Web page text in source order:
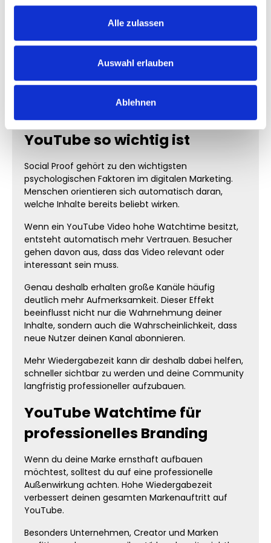
Alle zulassen
Auswahl erlauben
Ablehnen
etablierte Marke – professionelle YouTube
Aufmerksamkeit auf deine Videos zu lenken
auszubauen.
Musik-, Gaming- und
Entertainment-Kanäle
Entertainment-Formate profitieren davon, wenn
ihre Inhalte bereits starke Wiedergabezeit und
Warum Social Proof auf
YouTube so wichtig ist
Social Proof gehört zu den wichtigsten
psychologischen Faktoren im digitalen Marketing.
Menschen orientieren sich automatisch daran,
welche Inhalte bereits beliebt wirken.
Wenn ein YouTube Video hohe Watchtime besitzt,
entsteht automatisch mehr Vertrauen. Besucher
gehen davon aus, dass das Video relevant oder
interessant sein muss.
Genau deshalb erhalten große Kanäle häufig
deutlich mehr Aufmerksamkeit. Dieser Effekt
beeinflusst nicht nur die Wahrnehmung deiner
Inhalte, sondern auch die Wahrscheinlichkeit, dass
neue Nutzer deinen Kanal abonnieren.
Mehr Wiedergabezeit kann dir deshalb dabei helfen,
schneller sichtbar zu werden und deine Community
langfristig professioneller aufzubauen.
YouTube Watchtime für
professionelles Branding
Wenn du deine Marke ernsthaft aufbauen
möchtest, solltest du auf eine professionelle
Außenwirkung achten. Hohe Wiedergabezeit
verbessert deinen gesamten Markenauftritt auf
YouTube.
Besonders Unternehmen, Creator und Marken